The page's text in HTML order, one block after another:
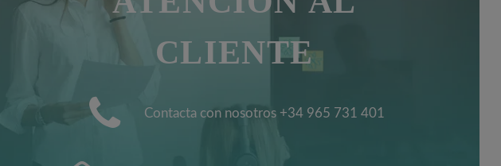
CLIENTE
Contacta con nosotros +34 965 731 401